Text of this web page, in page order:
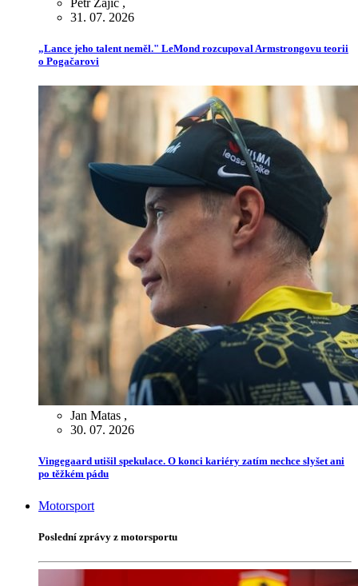
Petr Zajíc ,
31. 07. 2026
„Lance jeho talent neměl." LeMond rozcupoval Armstrongovu teorii
o Pogačarovi
Jan Matas ,
30. 07. 2026
Vingegaard utišil spekulace. O konci kariéry zatím nechce slyšet ani
po těžkém pádu
Motorsport
Poslední zprávy z motorsportu